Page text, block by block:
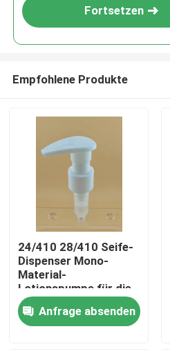
Fortsetzen
Empfohlene Produkte
24/410 28/410 Seife-
Dispenser Mono-
Material-
Lotionspumpe für die
Körperpflege
Anfrage absenden